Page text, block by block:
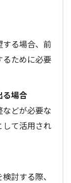
する場合、前
ために必要
る場合
どが必要な
て活用され
討する際、